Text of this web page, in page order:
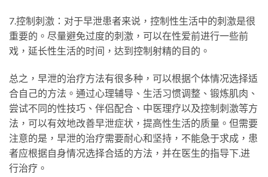
7.控制刺激：对于早泄患者来说，控制性生活中的刺激是很
重要的。尽量避免过度的刺激，可以在性爱前进行一些前
戏，延长性生活的时间，达到控制射精的目的。
总之，早泄的治疗方法有很多种，可以根据个体情况选择适
合自己的方法。通过心理辅导、生活习惯调整、锻炼肌肉、
尝试不同的性技巧、伴侣配合、中医理疗以及控制刺激等方
法，可以有效地改善早泄症状，提高性生活的质量。但需要
注意的是，早泄的治疗需要耐心和坚持，不能急于求成，患
者应根据自身情况选择合适的方法，并在医生的指导下.进
行治疗。